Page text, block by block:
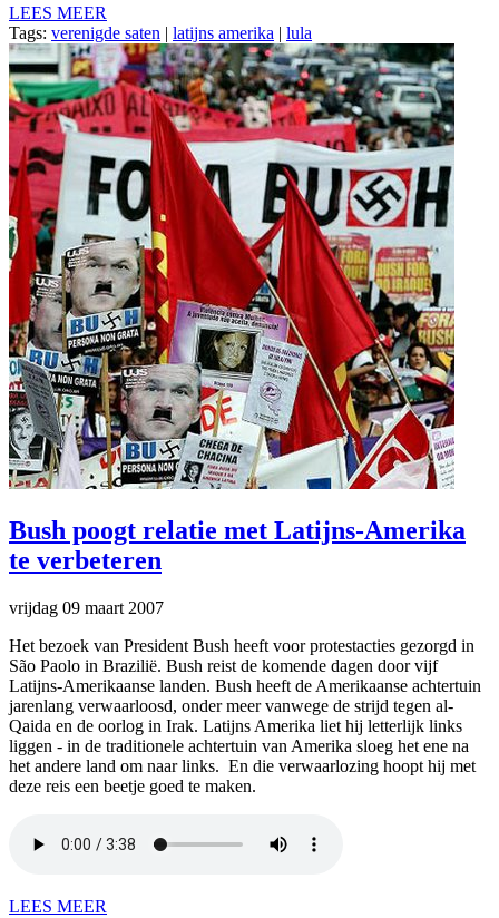
LEES MEER
Tags: verenigde saten latijns amerika lula
Bush poogt relatie met Latijns-Amerika
te verbeteren
vrijdag 09 maart 2007
Het bezoek van President Bush heeft voor protestacties gezorgd in
São Paolo in Brazilië. Bush reist de komende dagen door vijf
Latijns-Amerikaanse landen. Bush heeft de Amerikaanse achtertuin
jarenlang verwaarloosd, onder meer vanwege de strijd tegen al-
Qaida en de oorlog in Irak. Latijns Amerika liet hij letterlijk links
liggen - in de traditionele achtertuin van Amerika sloeg het ene na
het andere land om naar links. En die verwaarlozing hoopt hij met
deze reis een beetje goed te maken.
LEES MEER